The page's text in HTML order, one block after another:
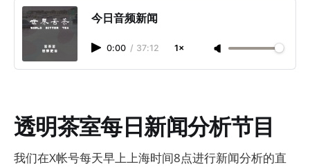
今日音频新闻
0:00 / 37:12 1×
透明茶室每日新闻分析节目
我们在X帐号每天早上上海时间8点进行新闻分析的直